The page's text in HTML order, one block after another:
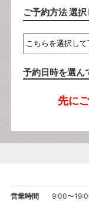
ご予約方法 選
予約日時を選ん
先に
営業時間 9:00〜